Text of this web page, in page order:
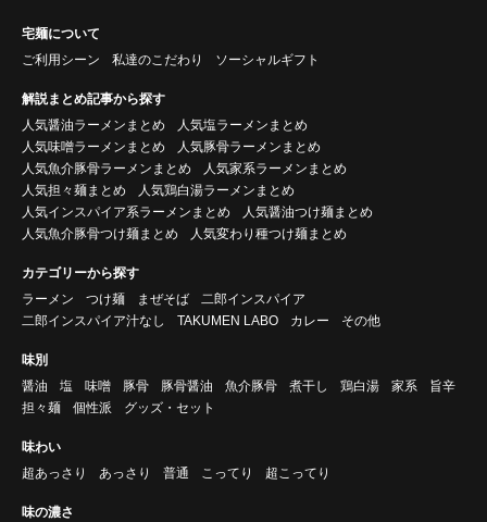
宅麺について
ご利用シーン
私達のこだわり ソーシャルギフト
解説まとめ記事から探す
人気醤油ラーメンまとめ
人気塩ラーメンまとめ
人気味噌ラーメンまとめ
人気豚骨ラーメンまとめ
人気魚介豚骨ラーメンまとめ
人気家系ラーメンまとめ
人気担々麺まとめ
人気鶏白湯ラーメンまとめ
人気インスパイア系ラーメンまとめ
人気醤油つけ麺まとめ
人気魚介豚骨つけ麺まとめ
人気変わり種つけ麺まとめ
カテゴリーから探す
ラーメン
つけ麺 まぜそば
二郎インスパイア
二郎インスパイア汁なし
TAKUMEN LABO カレー その他
味別
醤油
塩 味噌 豚骨 豚骨醤油 魚介豚骨 煮干し 鶏白湯 家系
旨辛
担々麺
個性派 グッズ・セット
味わい
超あっさり
あっさり 普通 こってり 超こってり
味の濃さ